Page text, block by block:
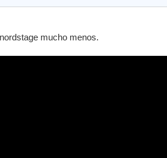
mucho menos.